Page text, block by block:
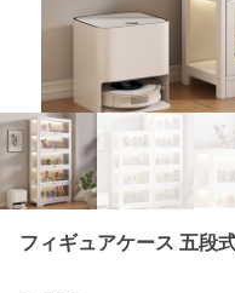
フィギュアケース 五段